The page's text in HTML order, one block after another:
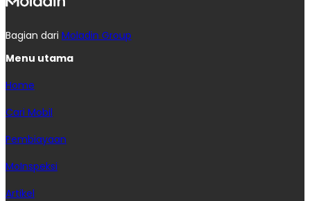
Bagian dari Moladin Group
Menu utama
Home
Cari Mobil
Pembiayaan
MoInspeksi
Artikel